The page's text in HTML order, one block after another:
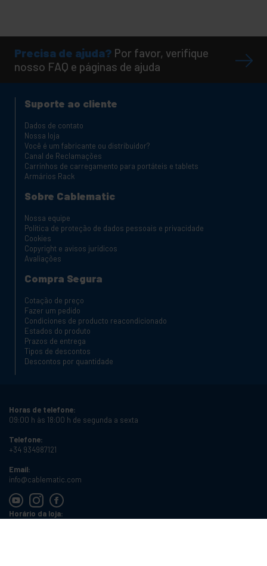
Precisa de ajuda? Por favor, verifique
nosso FAQ e páginas de ajuda
Suporte ao cliente
Dados de contato
Nossa loja
Você é um fabricante ou distribuidor?
Canal de Reclamações
Carrinhos de carregamento para portáteis e tablets
Armários Rack
Sobre Cablematic
Nossa equipe
Política de proteção de dados pessoais e privacidade
Cookies
Copyright e avisos jurídicos
Avaliações
Compra Segura
Cotação de preço
Fazer um pedido
Condiciones de producto reacondicionado
Estados do produto
Prazos de entrega
Tipos de descontos
Descontos por quantidade
Horas de telefone:
09:00 h às 18:00 h de segunda a sexta
Telefone:
+34 934987121
Email:
info@cablematic.com
Horário da loja: